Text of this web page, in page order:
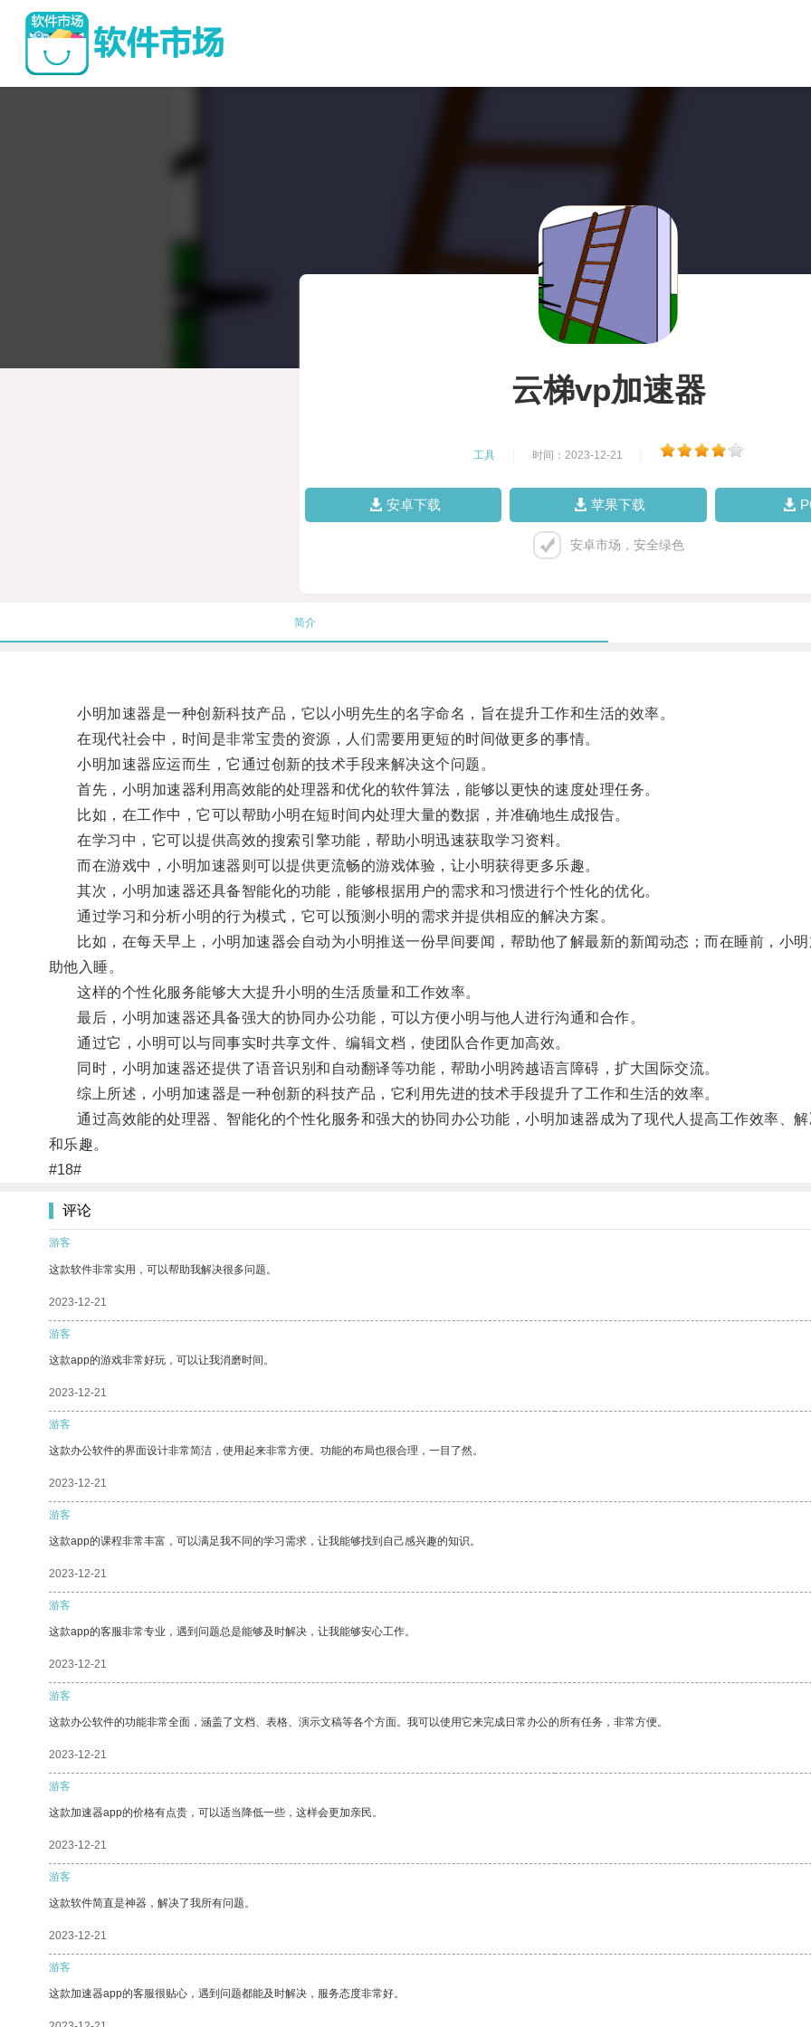
云梯vp加速器
工具 时间：2023-12-21
安卓下载 苹果下载
安卓市场，安全绿色
简介
小明加速器是一种创新科技产品，它以小明先生的名字命名，旨在提升工作和生活的效率。
在现代社会中，时间是非常宝贵的资源，人们需要用更短的时间做更多的事情。
小明加速器应运而生，它通过创新的技术手段来解决这个问题。
首先，小明加速器利用高效能的处理器和优化的软件算法，能够以更快的速度处理任务。
比如，在工作中，它可以帮助小明在短时间内处理大量的数据，并准确地生成报告。
在学习中，它可以提供高效的搜索引擎功能，帮助小明迅速获取学习资料。
而在游戏中，小明加速器则可以提供更流畅的游戏体验，让小明获得更多乐趣。
其次，小明加速器还具备智能化的功能，能够根据用户的需求和习惯进行个性化的优化。
通过学习和分析小明的行为模式，它可以预测小明的需求并提供相应的解决方案。
比如，在每天早上，小明加速器会自动为小明推送一份早间要闻，帮助他了解最新的新闻动态；而在睡前，小
助他入睡。
这样的个性化服务能够大大提升小明的生活质量和工作效率。
最后，小明加速器还具备强大的协同办公功能，可以方便小明与他人进行沟通和合作。
通过它，小明可以与同事实时共享文件、编辑文档，使团队合作更加高效。
同时，小明加速器还提供了语音识别和自动翻译等功能，帮助小明跨越语言障碍，扩大国际交流。
综上所述，小明加速器是一种创新的科技产品，它利用先进的技术手段提升了工作和生活的效率。
通过高效能的处理器、智能化的个性化服务和强大的协同办公功能，小明加速器成为了现代人提高工作效率、解
和乐趣。
#18#
评论
游客
这款软件非常实用，可以帮助我解决很多问题。
2023-12-21
游客
这款app的游戏非常好玩，可以让我消磨时间。
2023-12-21
游客
这款办公软件的界面设计非常简洁，使用起来非常方便。功能的布局也很合理，一目了然。
2023-12-21
游客
这款app的课程非常丰富，可以满足我不同的学习需求，让我能够找到自己感兴趣的知识。
2023-12-21
游客
这款app的客服非常专业，遇到问题总是能够及时解决，让我能够安心工作。
2023-12-21
游客
这款办公软件的功能非常全面，涵盖了文档、表格、演示文稿等各个方面。我可以使用它来完成日常办公的所有任务，非常方便。
2023-12-21
游客
这款加速器app的价格有点贵，可以适当降低一些，这样会更加亲民。
2023-12-21
游客
这款软件简直是神器，解决了我所有问题。
2023-12-21
游客
这款加速器app的客服很贴心，遇到问题都能及时解决，服务态度非常好。